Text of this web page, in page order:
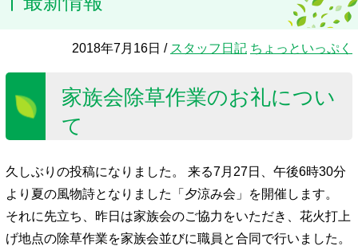
2018年7月16日 / スタッフ日記 ちょっといっぷく
家族会除草作業のお礼につい
て
久しぶりの投稿になりました。 来る7月27日、午後6時30分
より夏の風物詩となりました「夕涼み会」を開催します。
それに先立ち、昨日は家族会のご協力をいただき、花火打上
げ地点の除草作業を家族会並びに職員と合同で行いました。